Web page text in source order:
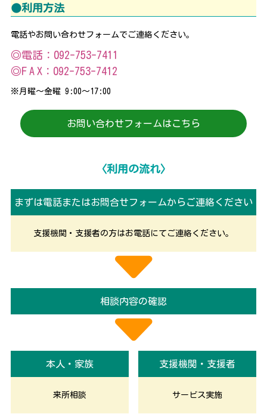
●利用方法
電話やお問い合わせフォームでご連絡ください。
◎電話： 092-753-7411
◎F A X： 092-753-7412
※月曜～金曜 9:00～17:00
お問い合わせフォームはこちら
〈利用の流れ〉
まずは電話またはお問合せフォームからご連絡ください
支援機関・支援者の方はお電話にてご連絡ください。
相談内容の確認
本人・家族
来所相談
支援機関・支援者
サービス実施